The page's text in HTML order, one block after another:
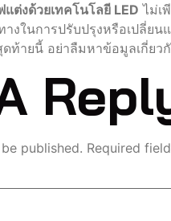
ต่งด้วยเทคโนโลยี LED ไม่เ
งในการปรับปรุงหรือเปลี่ย
ท้ายนี้ อย่าลืมหาข้อมูลเกี่ย
published. Required